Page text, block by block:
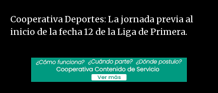
Cooperativa Deportes: La jornada previa al
inicio de la fecha 12 de la Liga de Primera.